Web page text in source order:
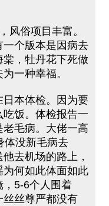
风俗项目丰富。
个版本是因病去
，牡丹花下死做
一种幸福。
本体检。因为要
饭。体检报告一
毛病。大佬一高
体没新毛病去
去机场的路上，
何如此体面如此
，5-6个人围着
丝尊严都没有